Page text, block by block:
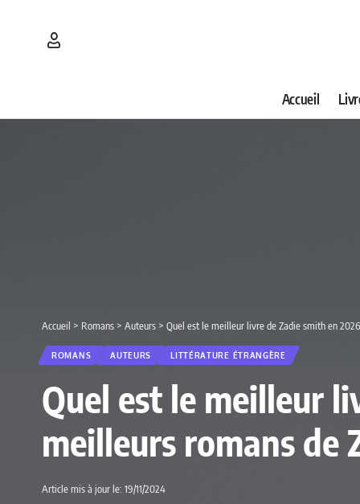
Accueil
Accueil > Romans > Auteurs > Quel est le meilleur livre de Zadie smith en
ROMANS AUTEURS LITTÉRATURE ÉTRANGÈRE
Quel est le meilleur
meilleurs romans de
Article mis à jour le: 19/11/2024